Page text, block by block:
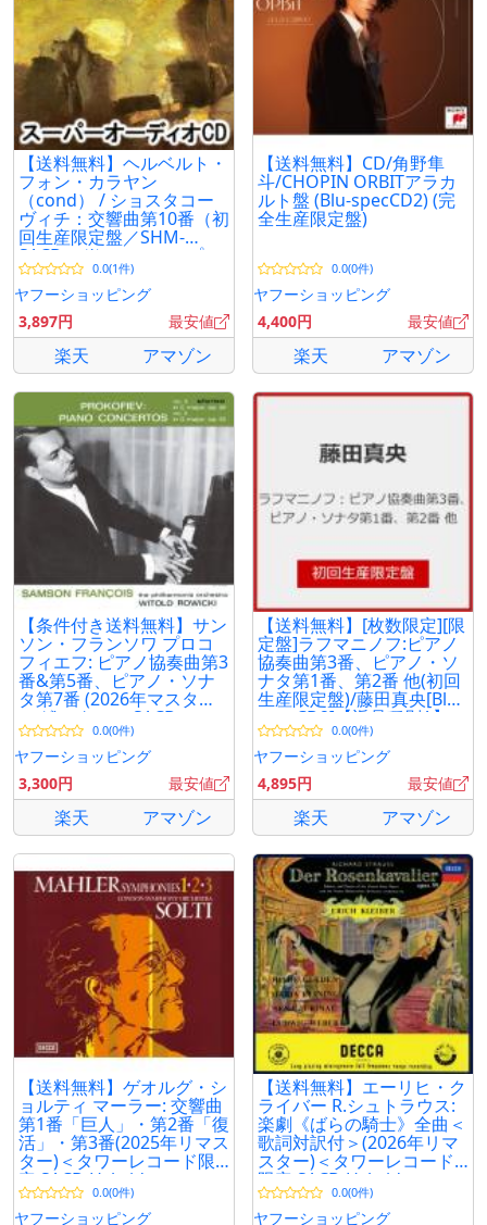
【送料無料】ヘルベルト・
フォン・カラヤン
（cond） / ショスタコー
ヴィチ：交響曲第10番（初
回生産限定盤／SHM-
SACD） ※アンコールプレ
ス [SACD]0.0(1件)
ヤフーショッピング
3,897円
最安値
楽天 アマゾン
【送料無料】CD/角野隼
斗/CHOPIN ORBITアラカ
ルト盤 (Blu-specCD2) (完
全生産限定盤)
0.0(0件)
ヤフーショッピング
4,400円
最安値
楽天 アマゾン
【条件付き送料無料】サン
ソン・フランソワ プロコ
フィエフ: ピアノ協奏曲第3
番&第5番、ピアノ・ソナ
タ第7番 (2026年マスタリ
ング)＜タワー SACD
Hybrid 0.0(0件)
ヤフーショッピング
3,300円
最安値
楽天 アマゾン
【送料無料】[枚数限定][限
定盤]ラフマニノフ:ピアノ
協奏曲第3番、ピアノ・ソ
ナタ第1番、第2番 他(初回
生産限定盤)/藤田真央[Blu-
specCD2]【返品種別A】
0.0(0件)
ヤフーショッピング
4,895円
最安値
楽天 アマゾン
【送料無料】ゲオルグ・シ
ョルティ マーラー: 交響曲
第1番「巨人」・第2番「復
活」・第3番(2025年リマス
ター)＜タワーレコード限
定 SACD Hybrid
0.0(0件)
ヤフーショッピング
【送料無料】エーリヒ・ク
ライバー R.シュトラウス:
楽劇《ばらの騎士》全曲＜
歌詞対訳付＞(2026年リマ
スター)＜タワーレコード
限定 SACD Hybrid
0.0(0件)
ヤフーショッピング